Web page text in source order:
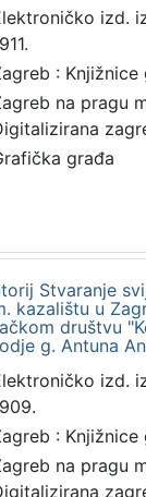
izd.
: Knjižnice
na pragu
građa
Stvaranje
kazalištu u
društvu
g. Antuna
izd.
:
na pragu